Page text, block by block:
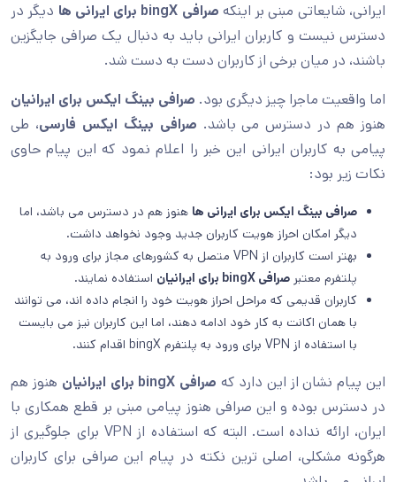
ایرانی، شایعاتی مبنی بر اینکه صرافی bingX برای ایرانی ها دیگر در
دسترس نیست و کاربران ایرانی باید به دنبال یک صرافی جایگزین
باشند، در میان برخی از کاربران دست به دست شد.
اما واقعیت ماجرا چیز دیگری بود. صرافی بینگ ایکس برای ایرانیان
هنوز هم در دسترس می باشد. صرافی بینگ ایکس فارسی، طی
پیامی به کاربران ایرانی این خبر را اعلام نمود که این پیام حاوی
نکات زیر بود:
صرافی بینگ ایکس برای ایرانی ها هنوز هم در دسترس می باشد، اما
دیگر امکان احراز هویت کاربران جدید وجود نخواهد داشت.
بهتر است کاربران از VPN متصل به کشورهای مجاز برای ورود به
پلتفرم معتبر صرافی bingX برای ایرانیان استفاده نمایند.
کاربران قدیمی که مراحل احراز هویت خود را انجام داده اند، می توانند
با همان اکانت به کار خود ادامه دهند، اما این کاربران نیز می بایست
با استفاده از VPN برای ورود به پلتفرم bingX اقدام کنند.
این پیام نشان از این دارد که صرافی bingX برای ایرانیان هنوز هم
در دسترس بوده و این صرافی هنوز پیامی مبنی بر قطع همکاری با
ایران، ارائه نداده است. البته که استفاده از VPN برای جلوگیری از
هرگونه مشکلی، اصلی ترین نکته در پیام این صرافی برای کاربران